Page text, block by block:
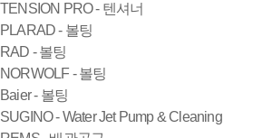
TENSION PRO - 텐셔너
PLARAD - 볼팅
RAD - 볼팅
NORWOLF - 볼팅
Baier - 볼팅
SUGINO - Water Jet Pump & Cleaning